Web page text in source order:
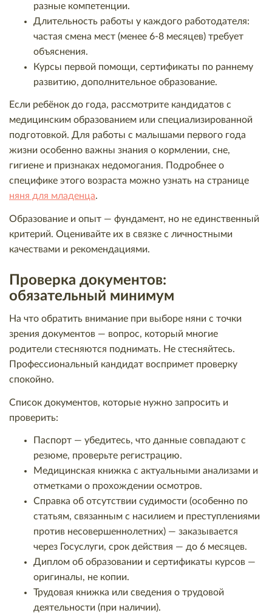
разные компетенции.
Длительность работы у каждого работодателя:
частая смена мест (менее 6-8 месяцев) требует
объяснения.
Курсы первой помощи, сертификаты по раннему
развитию, дополнительное образование.
Если ребёнок до года, рассмотрите кандидатов с
медицинским образованием или специализированной
подготовкой. Для работы с малышами первого года
жизни особенно важны знания о кормлении, сне,
гигиене и признаках недомогания. Подробнее о
специфике этого возраста можно узнать на странице
няня для младенца.
Образование и опыт — фундамент, но не единственный
критерий. Оценивайте их в связке с личностными
качествами и рекомендациями.
Проверка документов:
обязательный минимум
На что обратить внимание при выборе няни с точки
зрения документов — вопрос, который многие
родители стесняются поднимать. Не стесняйтесь.
Профессиональный кандидат воспримет проверку
спокойно.
Список документов, которые нужно запросить и
проверить:
Паспорт — убедитесь, что данные совпадают с
резюме, проверьте регистрацию.
Медицинская книжка с актуальными анализами и
отметками о прохождении осмотров.
Справка об отсутствии судимости (особенно по
статьям, связанным с насилием и преступлениями
против несовершеннолетних) — заказывается
через Госуслуги, срок действия — до 6 месяцев.
Диплом об образовании и сертификаты курсов —
оригиналы, не копии.
Трудовая книжка или сведения о трудовой
деятельности (при наличии).